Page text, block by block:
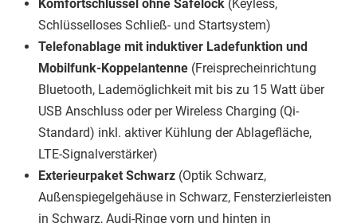
Komfortschlüssel ohne Safelock (Keyless,
Schlüsselloses Schließ- und Startsystem)
Telefonablage mit induktiver Ladefunktion und
Mobilfunk-Koppelantenne (Freisprecheinrichtung
Bluetooth, Lademöglichkeit mit bis zu 15 Watt über
USB Anschluss oder per Wireless Charging (Qi-
Standard) inkl. aktiver Kühlung der Ablagefläche,
LTE-Signalverstärker)
Exterieurpaket Schwarz (Optik Schwarz,
Außenspiegelgehäuse in Schwarz, Fensterzierleisten
in Schwarz, Audi-Ringe vorn und hinten in